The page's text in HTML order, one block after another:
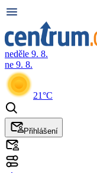
neděle 9. 8.
ne 9. 8.
21°C
Přihlášení